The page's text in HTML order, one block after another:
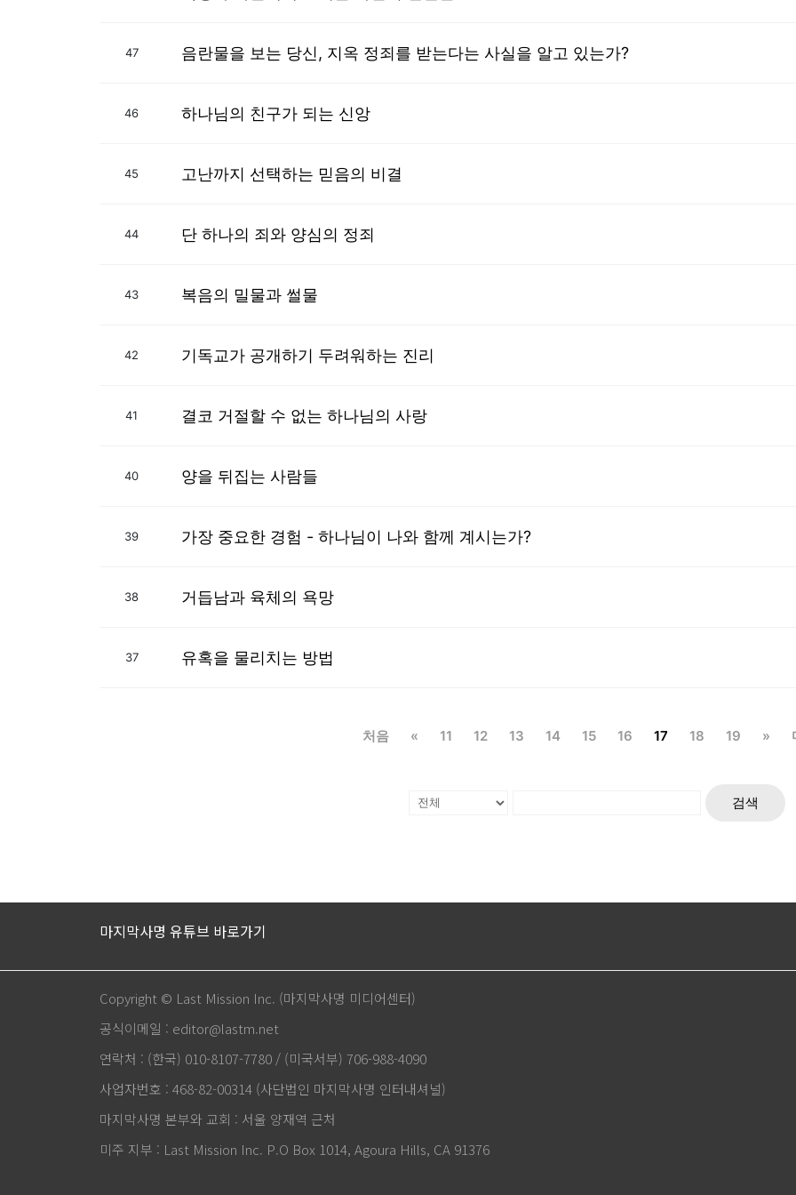
47 음란물을 보는 당신, 지옥 정죄를 받는다는 사실을 알고 있는가?
46 하나님의 친구가 되는 신앙
45 고난까지 선택하는 믿음의 비결
44 단 하나의 죄와 양심의 정죄
43 복음의 밀물과 썰물
42 기독교가 공개하기 두려워하는 진리
41 결코 거절할 수 없는 하나님의 사랑
40 양을 뒤집는 사람들
39 가장 중요한 경험 - 하나님이 나와 함께 계시는가?
38 거듭남과 육체의 욕망
37 유혹을 물리치는 방법
처음 « 11 12 13 14 15 16 17 18 19 »
검색
마지막사명 유튜브 바로가기
Copyright © Last Mission Inc. (마지막사명 미디어센터)
공식이메일 : editor@lastm.net
연락처 : (한국) 010-8107-7780 / (미국서부) 706-988-4090
사업자번호 : 468-82-00314 (사단법인 마지막사명 인터내셔널)
마지막사명 본부와 교회 : 서울 양재역 근처
미주 지부 : Last Mission Inc. P.O Box 1014, Agoura Hills, CA 91376